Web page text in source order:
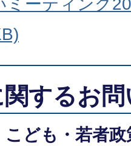
するお
ども・若者